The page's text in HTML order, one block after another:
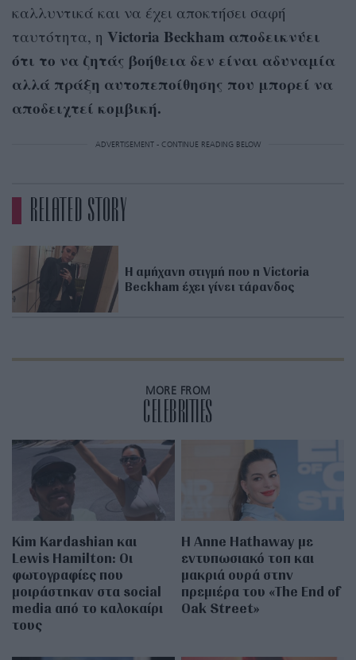
καλλυντικά και να έχει αποκτήσει σαφή
ταυτότητα, η Victoria Beckham αποδεικνύει
ότι το να ζητάς βοήθεια δεν είναι αδυναμία
αλλά πράξη αυτοπεποίθησης που μπορεί να
αποδειχτεί κομβική.
ADVERTISEMENT - CONTINUE READING BELOW
RELATED STORY
H αμήχανη στιγμή που η Victoria
Beckham έχει γίνει τάρανδος
MORE FROM
CELEBRITIES
Kim Kardashian και
Lewis Hamilton: Οι
φωτογραφίες που
μοιράστηκαν στα social
media από το καλοκαίρι
τους
Η Anne Hathaway με
εντυπωσιακό τοπ και
μακριά ουρά στην
πρεμιέρα του «The End of
Oak Street»